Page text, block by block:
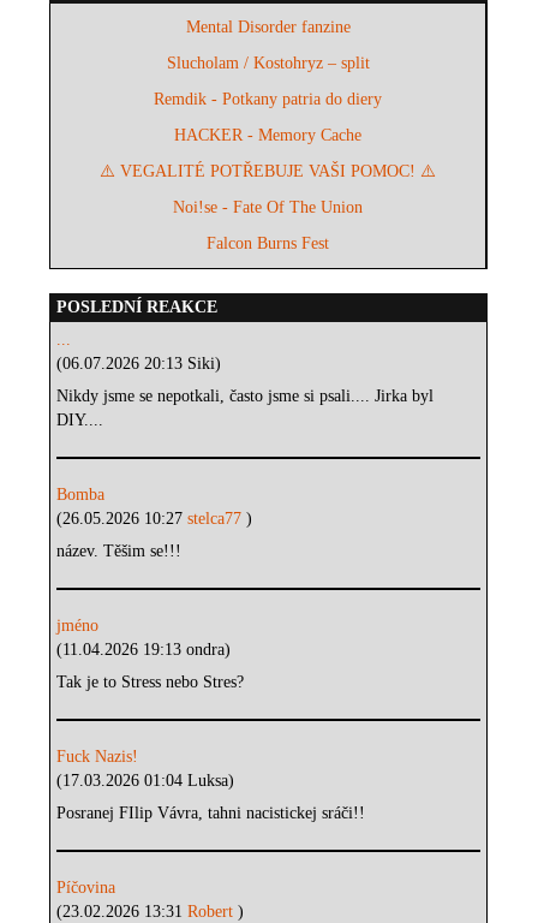
Mental Disorder fanzine
Slucholam / Kostohryz – split
Remdik - Potkany patria do diery
HACKER - Memory Cache
⚠️ VEGALITÉ POTŘEBUJE VAŠI POMOC! ⚠️
Noi!se - Fate Of The Union
Falcon Burns Fest
POSLEDNÍ REAKCE
...
(06.07.2026 20:13 Siki)
Nikdy jsme se nepotkali, často jsme si psali.... Jirka byl
DIY....
Bomba
(26.05.2026 10:27stelca77)
název. Těšim se!!!
jméno
(11.04.2026 19:13 ondra)
Tak je to Stress nebo Stres?
Fuck Nazis!
(17.03.2026 01:04 Luksa)
Posranej FIlip Vávra, tahni nacistickej sráči!!
Píčovina
(23.02.2026 13:31Robert)